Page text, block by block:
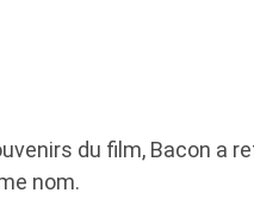
du film, Bacon a
nom.